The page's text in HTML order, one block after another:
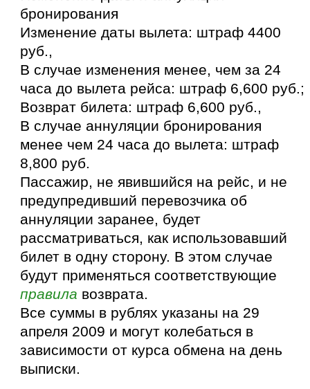
бронирования
Изменение даты вылета: штраф 4400
руб.,
В случае изменения менее, чем за 24
часа до вылета рейса: штраф 6,600 руб.;
Возврат билета: штраф 6,600 руб.,
В случае аннуляции бронирования
менее чем 24 часа до вылета: штраф
8,800 руб.
Пассажир, не явившийся на рейс, и не
предупредивший перевозчика об
аннуляции заранее, будет
рассматриваться, как использовавший
билет в одну сторону. В этом случае
будут применяться соответствующие
правила возврата.
Все суммы в рублях указаны на 29
апреля 2009 и могут колебаться в
зависимости от курса обмена на день
выписки.